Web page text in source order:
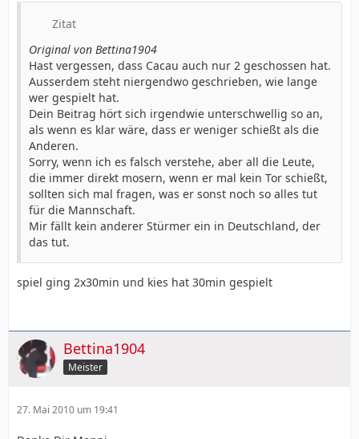
Zitat
Original von Bettina1904
Hast vergessen, dass Cacau auch nur 2 geschossen hat.
Ausserdem steht niergendwo geschrieben, wie lange
wer gespielt hat.
Dein Beitrag hört sich irgendwie unterschwellig so an,
als wenn es klar wäre, dass er weniger schießt als die
Anderen.
Sorry, wenn ich es falsch verstehe, aber all die Leute,
die immer direkt mosern, wenn er mal kein Tor schießt,
sollten sich mal fragen, was er sonst noch so alles tut
für die Mannschaft.
Mir fällt kein anderer Stürmer ein in Deutschland, der
das tut.
spiel ging 2x30min und kies hat 30min gespielt
Bettina1904
Meister
27. Mai 2010 um 19:41